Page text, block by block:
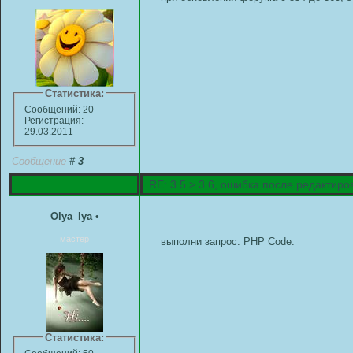
Статистика:
Сообщений: 20
Регистрация:
29.03.2011
Сообщение # 3
RE: 3.5 > 3.6, ошибка после
Olya_lya •
мастер
Статистика:
выполни запрос: PHP Code: